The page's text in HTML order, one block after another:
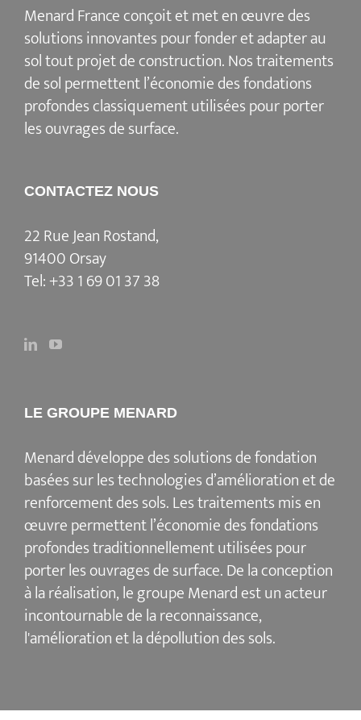
Menard France conçoit et met en œuvre des
solutions innovantes pour fonder et adapter au
sol tout projet de construction. Nos traitements
de sol permettent l’économie des fondations
profondes classiquement utilisées pour porter
les ouvrages de surface.
CONTACTEZ NOUS
22 Rue Jean Rostand,
91400 Orsay
Tel:+33 1 69 01 37 38
LE GROUPE MENARD
Menarddéveloppe des solutions de fondation
basées sur lestechnologies d’amélioration et de
renforcement des sols. Les traitements mis en
œuvre permettent l’économie des fondations
profondes traditionnellement utilisées pour
porter les ouvrages de surface. De la conception
à la réalisation, le groupe Menard est un acteur
incontournable de la reconnaissance,
l'amélioration et la dépollution des sols.